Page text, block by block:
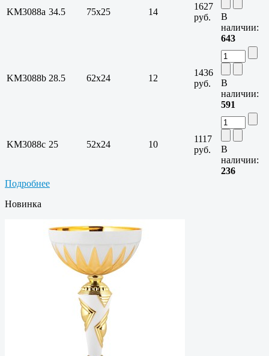
KM3088a 34.5 75х25 14
1627
руб.
В
наличии:
643
KM3088b 28.5 62х24 12
1436
руб.
В
наличии:
591
KM3088c 25 52х24 10
1117
руб.
В
наличии:
236
Подробнее
Новинка